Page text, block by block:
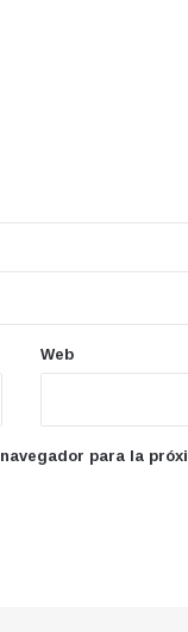
Web
para la